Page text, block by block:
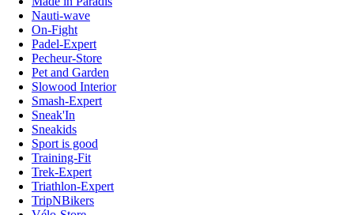
Nauti-wave
On-Fight
Padel-Expert
Pecheur-Store
Pet and Garden
Slowood Interior
Smash-Expert
Sneak'In
Sneakids
Sport is good
Training-Fit
Trek-Expert
Triathlon-Expert
TripNBikers